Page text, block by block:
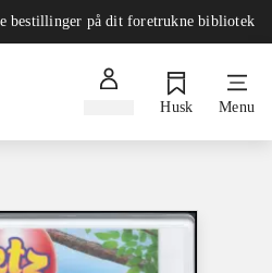
bestillinger på dit foretrukne bibliotek
Husk Menu